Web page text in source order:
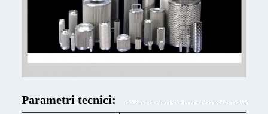
Parametri tecnici: